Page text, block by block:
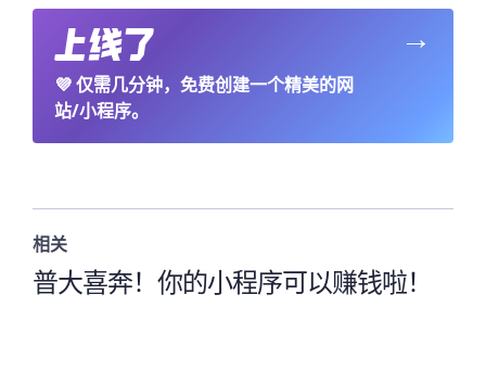
💜仅需几分钟，免费创建一个精美的网
站/小程序。
→
相关
普大喜奔！你的小程序可以赚钱啦！